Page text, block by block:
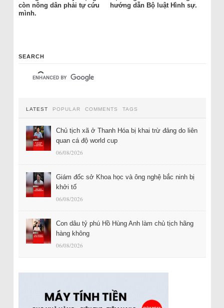
còn nông dân phải tự cứu
mình.
hướng dẫn Bộ luật Hình sự.
SEARCH
LATEST POPULAR COMMENTS TAGS
Chủ tịch xã ở Thanh Hóa bị khai trừ đảng do liên
quan cá độ world cup
06/08/2026
Giám đốc sở Khoa học và ông nghệ bắc ninh bị
khởi tố
06/08/2026
Con dâu tỷ phú Hồ Hùng Anh làm chủ tịch hãng
hàng không
06/08/2026